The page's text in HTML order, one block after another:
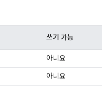
쓰기 가능
아니요
아니요